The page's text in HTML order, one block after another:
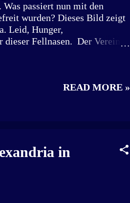
passiert nun mit den
wurden? Dieses Bild zeigt
Leid, Hunger,
Fellnasen. Der Verein
Mehr zu dieser Rettung
Hier werden auch große
Rettungstag sowie Politiker
sowie Chips. Gesunde
Tierheim) in Rumänien
READ MORE »
in